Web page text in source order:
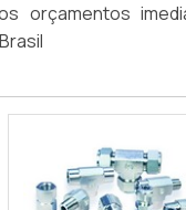
orçamentos